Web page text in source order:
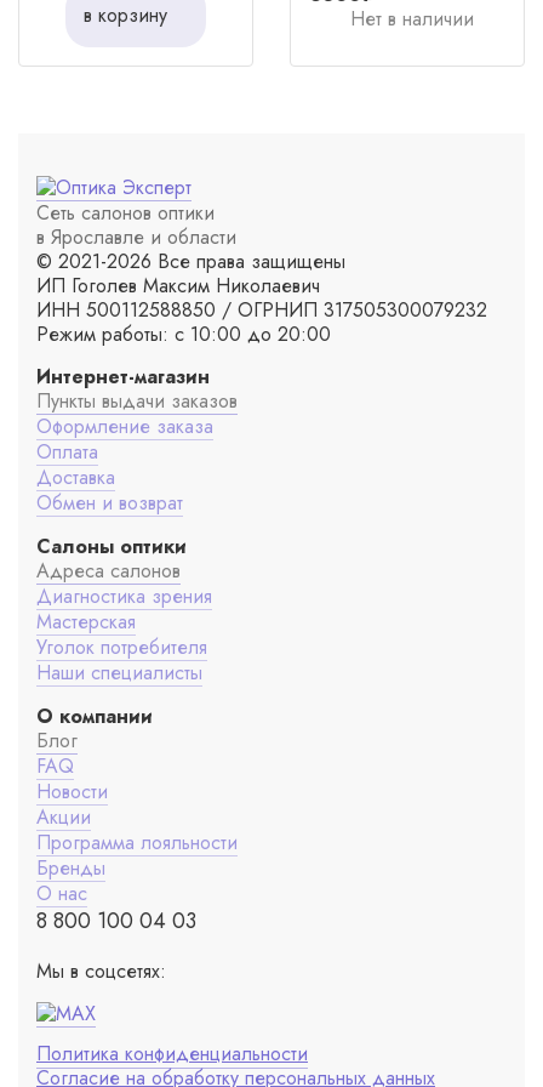
в корзину
Нет в наличии
Сеть салонов оптики
в Ярославле и области
© 2021-2026 Все права защищены
ИП Гоголев Максим Николаевич
ИНН 500112588850 / ОГРНИП 317505300079232
Режим работы: с 10:00 до 20:00
Интернет-магазин
Пункты выдачи заказов
Оформление заказа
Оплата
Доставка
Обмен и возврат
Салоны оптики
Адреса салонов
Диагностика зрения
Мастерская
Уголок потребителя
Наши специалисты
О компании
Блог
FAQ
Новости
Акции
Программа лояльности
Бренды
О нас
8 800 100 04 03
Мы в соцсетях:
Политика конфиденциальности
Согласие на обработку персональных данных